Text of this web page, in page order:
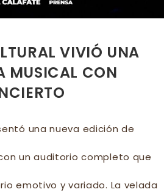
VIVIÓ UNA
MUSICAL CON
una nueva edición de
un auditorio completo que
emotivo y variado. La velada